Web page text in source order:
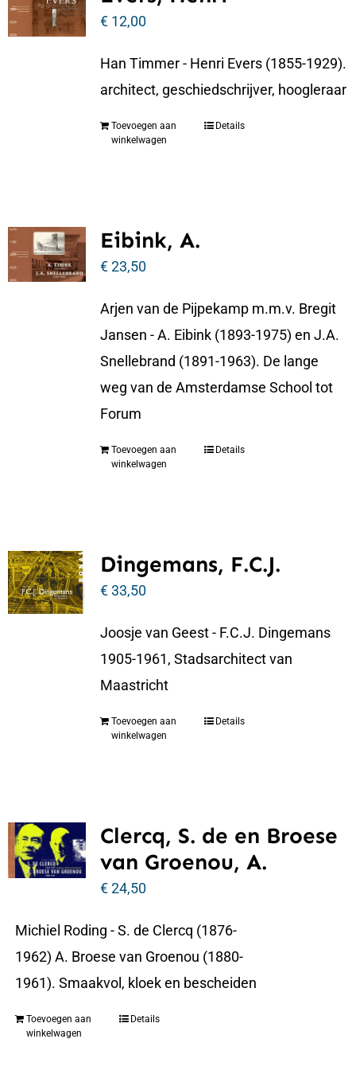
€12,00
Han Timmer - Henri Evers (1855-1929).
architect, geschiedschrijver, hoogleraar
Toevoegen aan
winkelwagen
Details
Eibink, A.
€23,50
Arjen van de Pijpekamp m.m.v. Bregit
Jansen - A. Eibink (1893-1975) en J.A.
Snellebrand (1891-1963). De lange
weg van de Amsterdamse School tot
Forum
Toevoegen aan
winkelwagen
Details
Dingemans, F.C.J.
€33,50
Joosje van Geest - F.C.J. Dingemans
1905-1961, Stadsarchitect van
Maastricht
Toevoegen aan
winkelwagen
Details
Clercq, S. de en Broese
van Groenou, A.
€24,50
Michiel Roding - S. de Clercq (1876-
1962) A. Broese van Groenou (1880-
1961). Smaakvol, kloek en bescheiden
Toevoegen aan
winkelwagen
Details